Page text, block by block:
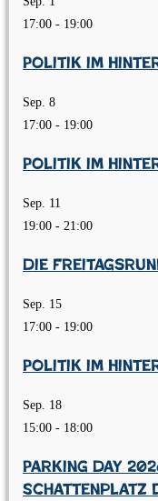
17:00 - 19:00
Politik im
Sep. 8
17:00 - 19:00
Politik im
Sep. 11
19:00 - 21:00
Die
Sep. 15
17:00 - 19:00
Politik im
Sep. 18
15:00 - 18:00
Parking Day
Schattenplatz